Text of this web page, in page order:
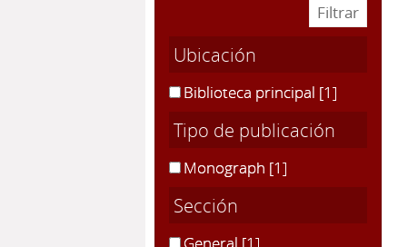
Ubicación
Biblioteca principal [1]
Tipo de publicación
Monograph [1]
Sección